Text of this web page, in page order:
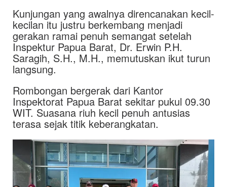
Kunjungan yang awalnya direncanakan kecil-
kecilan itu justru berkembang menjadi
gerakan ramai penuh semangat setelah
Inspektur Papua Barat, Dr. Erwin P.H.
Saragih, S.H., M.H., memutuskan ikut turun
langsung.
Rombongan bergerak dari Kantor
Inspektorat Papua Barat sekitar pukul 09.30
WIT. Suasana riuh kecil penuh antusias
terasa sejak titik keberangkatan.